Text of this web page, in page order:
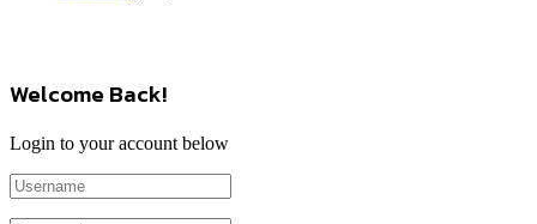
Welcome Back!
Login to your account below